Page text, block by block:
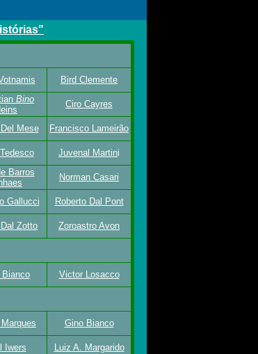
Bird Clemente
Bino
Ciro Cayres
Mese Francisco Lameirão
Juvenal Martini
Barros
Norman Casari
Gallucci Roberto Dal Pont
Zotto Zoroastro Avon
Bianco Victor Losacco
Gino Bianco
Iwers Luiz A. Margarido